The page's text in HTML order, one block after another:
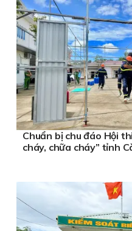
Chuẩn bị chu đáo Hội
cháy, chữa cháy” tỉnh